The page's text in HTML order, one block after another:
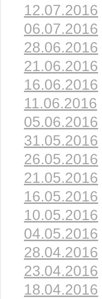
12.07.2016
06.07.2016
28.06.2016
21.06.2016
16.06.2016
11.06.2016
05.06.2016
31.05.2016
26.05.2016
21.05.2016
16.05.2016
10.05.2016
04.05.2016
28.04.2016
23.04.2016
18.04.2016